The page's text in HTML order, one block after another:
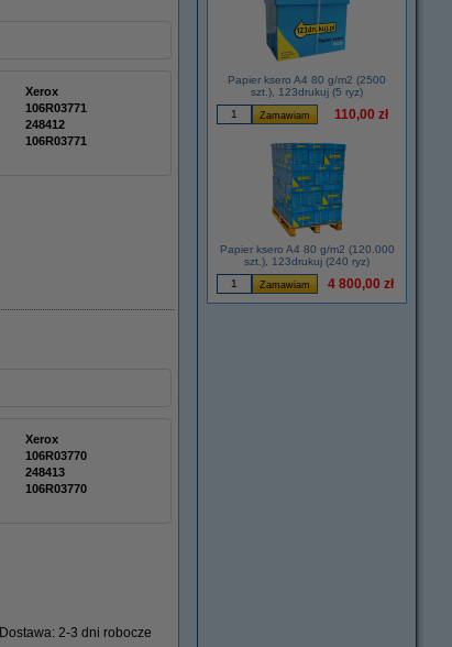
Xerox
106R03771
248412
106R03771
Xerox
106R03770
248413
106R03770
Dostawa: 2-3 dni robocze
Papier ksero A4 80 g/m2 (2500
szt.), 123drukuj (5 ryz)
110,00 zł
Papier ksero A4 80 g/m2 (120.000
szt.), 123drukuj (240 ryz)
4 800,00 zł